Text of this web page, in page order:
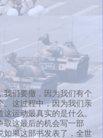
我们要撤，因为我们有个
、这过程中，因为我们亲
运动最真实的是什么。
取这最后的机会写一部
如果这部书发表了，全世